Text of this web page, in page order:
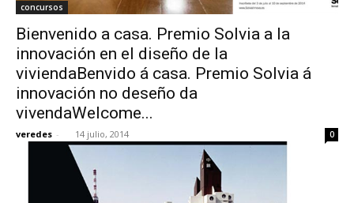
concursos
Bienvenido a casa. Premio Solvia a la
innovación en el diseño de la
viviendaBenvido á casa. Premio Solvia á
innovación no deseño da
vivendaWelcome...
veredes - 14 julio, 2014 0